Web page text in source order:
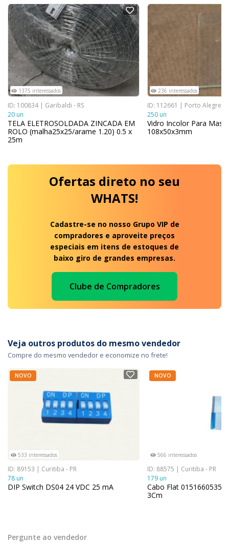
NOVO
1375 interessados
ID: 100834 | Garibaldi - RS
20 un
TELA ELETROSOLDADA ZINCADA EM
ROLO (malha25x25/arame 1.20) 0.5 x
25m
236 interessados
ID: 112661 | Porto Alegre -
250 un
Vidro Incolor Para
108x50x3mm
Ofertas direto no seu
WHATS!
Cadastre-se no nosso Grupo VIP de
compradores e aproveite preços
especiais em itens de estoques de
baixo giro de grandes empresas.
Clube de Compradores
Veja outros produtos do mesmo vendedor
Compre do mesmo vendedor e economize no frete!
NOVO
533 interessados
ID: 89153 | Curitiba - PR
78 un
DIP Switch DS04 24 VDC 25 mA
NOVO
566 interessados
ID: 88575 | Curitiba - PR
179 un
Cabo Flat 0151660535
3Cm
Pergunte ao vendedor